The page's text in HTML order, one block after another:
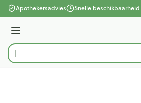
Ga naar de inhoud
Apothekersadvies Snelle beschikbaarheid
Menu
Product, merk, categorie...